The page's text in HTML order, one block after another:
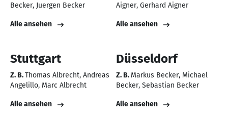
Becker Juergen Becker
Alle ansehen
Aigner Gerhard Aigner
Alle ansehen
Stuttgart
Z. B.Thomas Albrecht Andreas
Angelillo Marc Albrecht
Alle ansehen
Düsseldorf
Z. B. Markus Becker Michael
Becker Sebastian Becker
Alle ansehen